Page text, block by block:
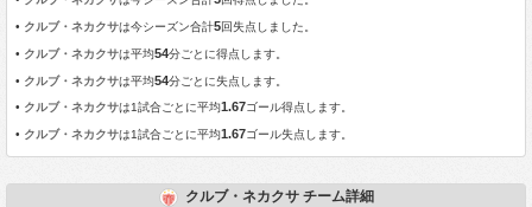
• クルブ・ネカクサは今シーズン合計5回失点しました。
• クルブ・ネカクサは平均54分ごとに得点します。
• クルブ・ネカクサは平均54分ごとに失点します。
• クルブ・ネカクサは1試合ごとに平均1.67ゴール得点します。
• クルブ・ネカクサは1試合ごとに平均1.67ゴール失点します。
クルブ・ネカクサ チーム詳細